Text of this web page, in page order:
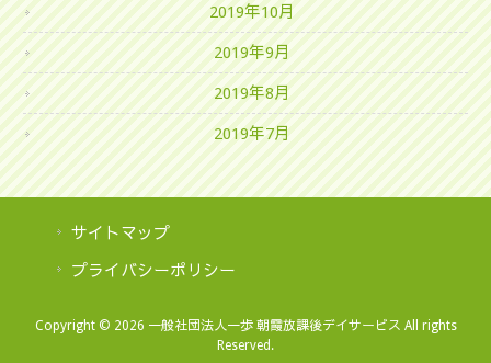
2019年10月
2019年9月
2019年8月
2019年7月
サイトマップ
プライバシーポリシー
Copyright © 2026 一般社団法人一歩 朝霞放課後デイサービス All rights
Reserved.